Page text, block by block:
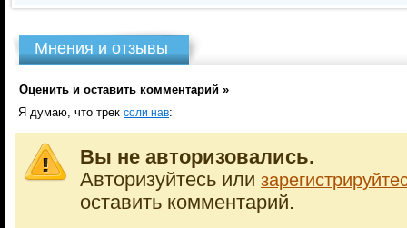
Мнения и отзывы
Оценить и оставить комментарий »
Я думаю, что трек соли нав:
Вы не авторизовались.
Авторизуйтесь или
оставить комментарий.